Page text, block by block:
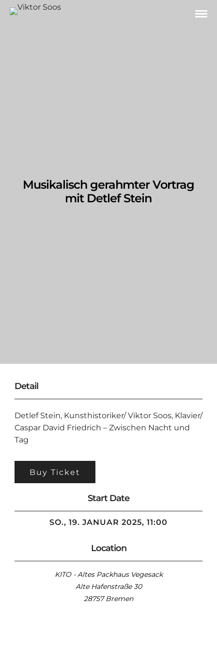
Musikalisch gerahmter Vortrag
mit Detlef Stein
Detail
Detlef Stein, Kunsthistoriker/ Viktor Soos, Klavier/
Caspar David Friedrich – Zwischen Nacht und
Tag
Buy Ticket
Start Date
SO., 19. JANUAR 2025, 11:00
Location
KITO - Altes Packhaus Vegesack
Alte Hafenstraße 30
28757 Bremen